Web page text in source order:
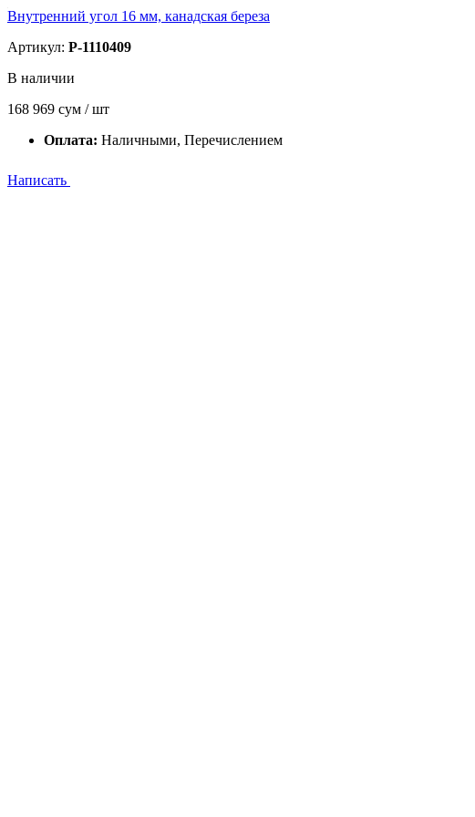
Внутренний угол 16 мм, канадская береза
Артикул: P-1110409
В наличии
168 969 сум / шт
Оплата: Наличными, Перечислением
Написать